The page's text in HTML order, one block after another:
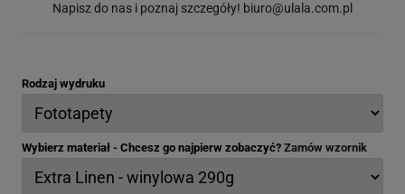
Napisz do nas i poznaj szczegóły! biuro@ulala.com.pl
Rodzaj wydruku
Wybierz materiał - Chcesz go najpierw zobaczyć? Zamów wzornik